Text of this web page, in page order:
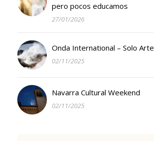
pero pocos educamos
27/01/2026
Onda International – Solo Arte
02/11/2025
Navarra Cultural Weekend
02/11/2025